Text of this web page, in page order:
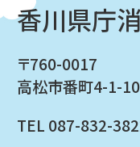
香川県庁
〒760-0017
高松市番町4-1-10
TEL 087-832-